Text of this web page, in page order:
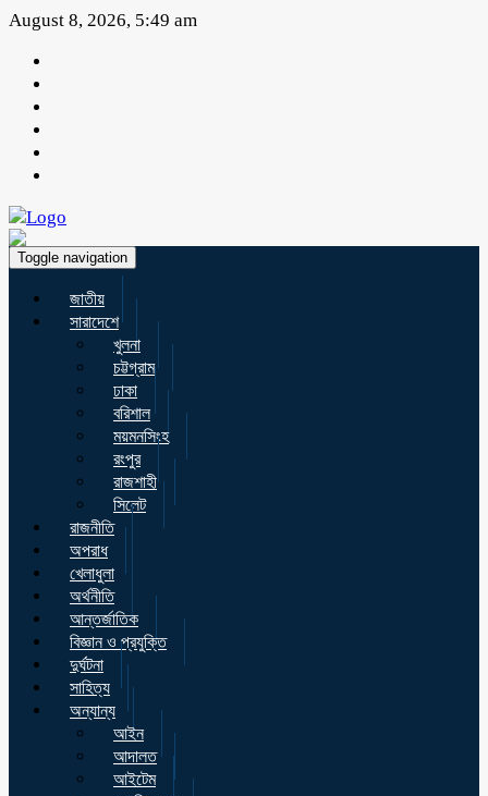
August 8, 2026, 5:49 am
Toggle navigation
জাতীয়
সারাদেশে
খুলনা
চট্টগ্রাম
ঢাকা
বরিশাল
ময়মনসিংহ
রংপুর
রাজশাহী
সিলেট
রাজনীতি
অপরাধ
খেলাধুলা
অর্থনীতি
আন্তর্জাতিক
বিজ্ঞান ও প্রযুক্তি
দুর্ঘটনা
সাহিত্য
অন্যান্য
আইন
আদালত
আইটেম